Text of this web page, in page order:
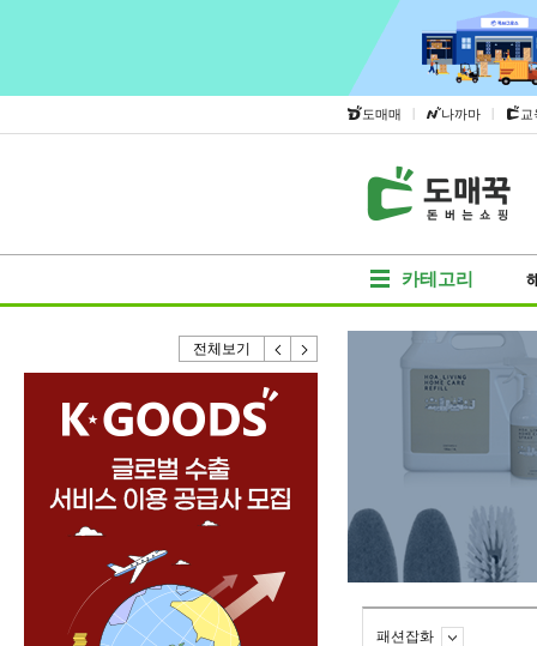
도매매 | 나까마 | 교
카테고리
전체보기
패션잡화